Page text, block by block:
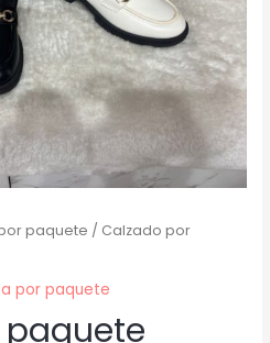
paquete / Calzado por
por paquete